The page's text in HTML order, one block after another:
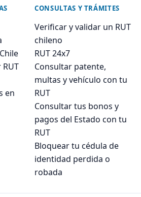
en
CONSULTAS Y TRÁMITES
Verificar y validar un RUT
chileno
RUT 24x7
Consultar patente,
multas y vehículo con tu
RUT
Consultar tus bonos y
pagos del Estado con tu
RUT
Bloquear tu cédula de
identidad perdida o
robada